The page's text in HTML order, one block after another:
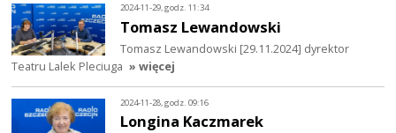
2024-11-29, godz. 11:34
Tomasz Lewandowski
Tomasz Lewandowski [29.11.2024] dyrektor
Teatru Lalek Pleciuga » więcej
2024-11-28, godz. 09:16
Longina Kaczmarek